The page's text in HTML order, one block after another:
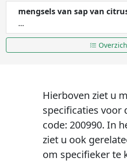
mengsels van sap van
...
Hierboven ziet u
specificaties voor
code: 200990. In
ziet u ook
om specifieker te